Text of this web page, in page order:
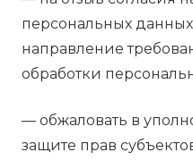
персональных
направление
обработки
— обжаловать в
защите прав